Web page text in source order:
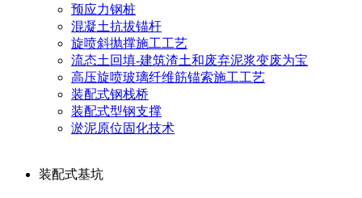
预应力钢桩
混凝土抗拔锚杆
旋喷斜抛撑施工工艺
流态土回填-建筑渣土和废弃泥浆变废为宝
高压旋喷玻璃纤维筋锚索施工工艺
装配式钢栈桥
装配式型钢支撑
淤泥原位固化技术
装配式基坑